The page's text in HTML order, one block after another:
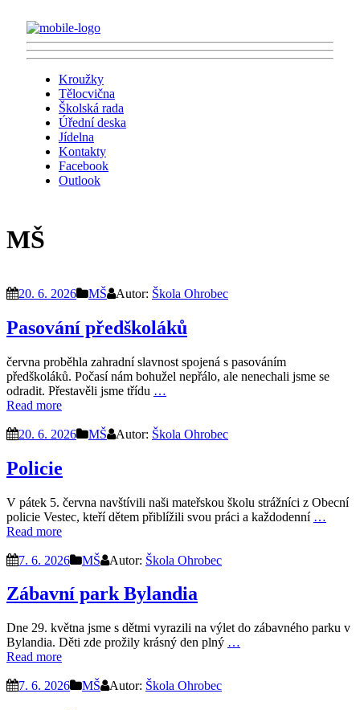
Kroužky
Tělocvična
Školská rada
Úřední deska
Jídelna
Kontakty
Facebook
Outlook
MŠ
20. 6. 2026 MŠ Autor: Škola Ohrobec
Pasování předškoláků
června proběhla zahradní slavnost spojená s pasováním
předškoláků. Počasí nám bohužel nepřálo, ale nenechali jsme se
odradit. Přestavěli jsme třídu …
Read more
20. 6. 2026 MŠ Autor: Škola Ohrobec
Policie
V pátek 5. června navštívili naši mateřskou školu strážníci z Obecní
policie Vestec, kteří dětem přiblížili svou práci a každodenní …
Read more
7. 6. 2026 MŠ Autor: Škola Ohrobec
Zábavní park Bylandia
Dne 29. května jsme s dětmi vyrazili na výlet do zábavného parku v
Bylandia. Děti zde prožily krásný den plný …
Read more
7. 6. 2026 MŠ Autor: Škola Ohrobec